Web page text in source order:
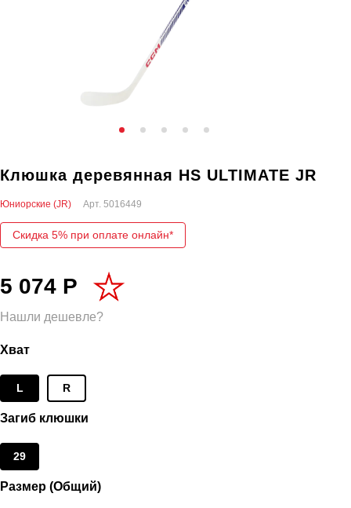
Клюшка деревянная HS ULTIMATE JR
Юниорские (JR) Арт. 5016449
Скидка 5% при оплате онлайн*
5 074 Р
Нашли дешевле?
Хват
L R
Загиб клюшки
29
Размер (Общий)